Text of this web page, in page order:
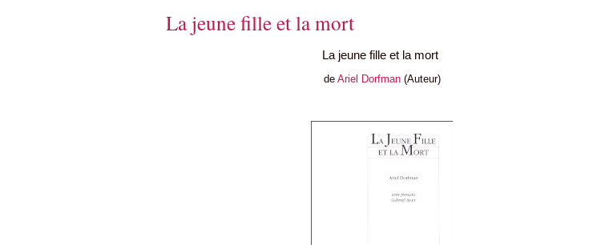
La jeune fille et la mort
La jeune fille et la mort
de Ariel Dorfman(Auteur)